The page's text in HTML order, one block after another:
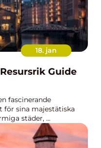
18. jan
Guide
fascinerande
för sina majestätiska
städer, ...